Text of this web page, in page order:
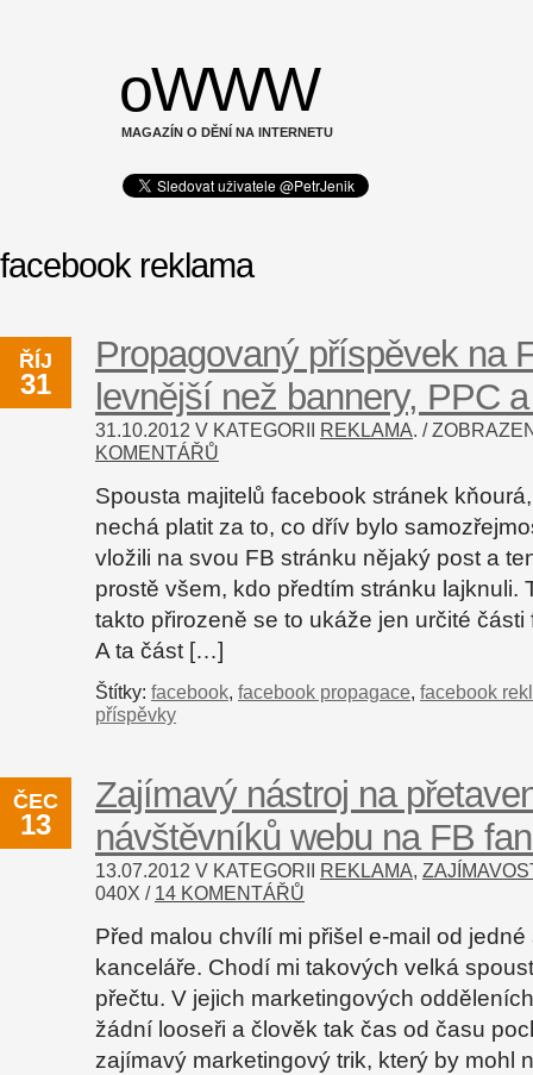
oWWW
MAGAZÍN O DĚNÍ NA INTERNETU
facebook reklama
ŘÍJ
31
Propagovaný příspěvek na
levnější než bannery, PPC
31.10.2012 V KATEGORII REKLAMA. /
KOMENTÁŘŮ
Spousta majitelů facebook stránek
nechá platit za to, co dřív bylo
vložili na svou FB stránku nějaký post a
prostě všem, kdo předtím stránku lajknuli.
takto přirozeně se to ukáže jen určité
A ta část […]
Štítky: facebook, facebook propagace, facebook
příspěvky
ČEC
13
Zajímavý nástroj na
návštěvníků webu na FB
13.07.2012 V KATEGORII REKLAMA,
040X / 14 KOMENTÁŘŮ
Před malou chvílí mi přišel e-mail od
kanceláře. Chodí mi takových velká
přečtu. V jejich marketingových
žádní looseři a člověk tak čas od času
zajímavý marketingový trik, který by mohl